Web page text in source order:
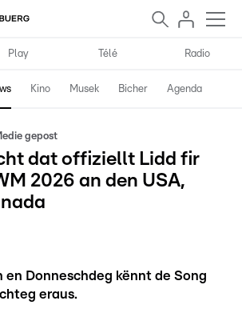
Play Télé Radio
Kino Musek Bicher Agenda
gepost
dat offiziellt Lidd fir
2026 an den USA,
en Donneschdeg kënnt de Song
eraus.